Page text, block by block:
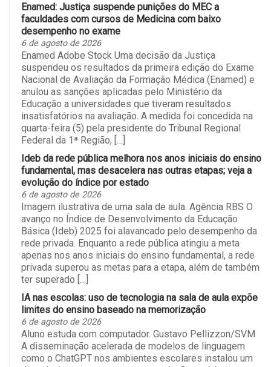
Enamed: Justiça suspende punições do MEC a
faculdades com cursos de Medicina com baixo
desempenho no exame
6 de agosto de 2026
Enamed Adobe Stock Uma decisão da Justiça
suspendeu os resultados da primeira edição do Exame
Nacional de Avaliação da Formação Médica (Enamed) e
anulou as sanções aplicadas pelo Ministério da
Educação a universidades que tiveram resultados
insatisfatórios na avaliação. A medida foi concedida na
quarta-feira (5) pela presidente do Tribunal Regional
Federal da 1ª Região, […]
Ideb da rede pública melhora nos anos iniciais do ensino
fundamental, mas desacelera nas outras etapas; veja a
evolução do índice por estado
6 de agosto de 2026
Imagem ilustrativa de uma sala de aula. Agência RBS O
avanço no Índice de Desenvolvimento da Educação
Básica (Ideb) 2025 foi alavancado pelo desempenho da
rede privada. Enquanto a rede pública atingiu a meta
apenas nos anos iniciais do ensino fundamental, a rede
privada superou as metas para a etapa, além de também
ter superado […]
IA nas escolas: uso de tecnologia na sala de aula expõe
limites do ensino baseado na memorização
6 de agosto de 2026
Aluno estuda com computador. Gustavo Pellizzon/SVM
A disseminação acelerada de modelos de linguagem
como o ChatGPT nos ambientes escolares instalou um